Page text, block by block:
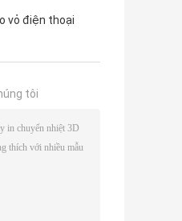
vỏ điện thoại
tôi